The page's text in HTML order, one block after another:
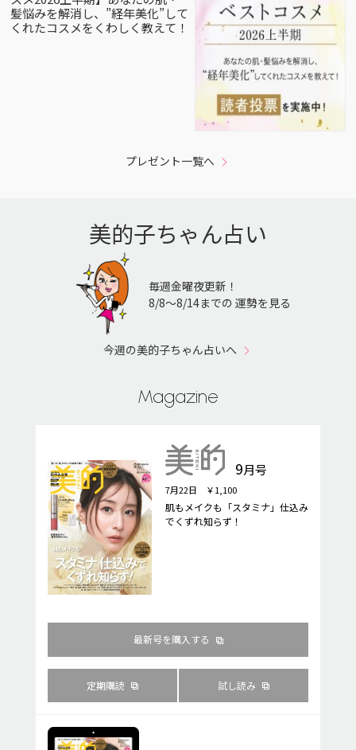
髪悩みを解消し、”経年美化”して
くれたコスメをくわしく教えて！
プレゼント一覧へ
美的子ちゃん占い
毎週金曜夜更新！
8/8〜8/14までの 運勢を見る
今週の美的子ちゃん占いへ
Magazine
9月号
7月22日 ￥1,100
肌もメイクも「スタミナ」仕込み
でくずれ知らず！
最新号を購入する
定期購読 試し読み